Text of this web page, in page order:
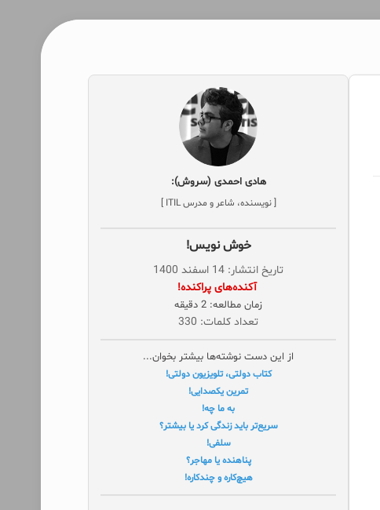
هادی احمدی (سروش):
[ نویسنده، شاعر و مدرس ITIL ]
خوش‌ نویس!
تاریخ انتشار: 14 اسفند 1400
‌ آکنده‌های پراکنده!
زمان مطالعه: 2 دقیقه
تعداد کلمات: 330
از این دست نوشته‌ها بیشتر بخوان...
کتاب دولتی، تلویزیون دولتی!
تمرین یکصدایی!
به ما چه!
سریع‌تر باید زندگی کرد یا بیشتر؟
سلفی!
پناهنده یا مهاجر؟
هیچ‌کاره و چندکاره!